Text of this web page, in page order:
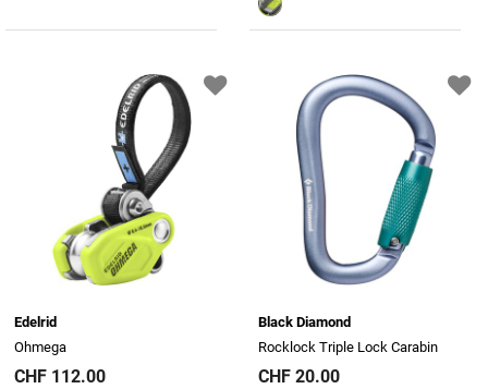
Edelrid
Ohmega
CHF 112.00
Black Diamond
Rocklock Triple Lock Carabin
CHF 20.00